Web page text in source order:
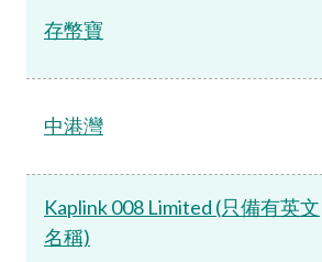
存幣寶
中港灣
Kaplink 008 Limited (只備有英文
名稱)